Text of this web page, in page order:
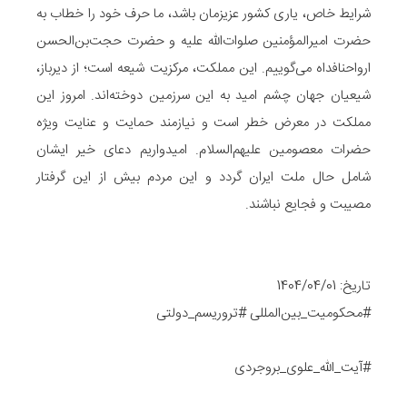
شرایط خاص، یاری کشور عزیزمان باشد، ما حرف خود را خطاب به
حضرت امیرالمؤمنین صلوات‌الله علیه و حضرت حجت‌بن‌الحسن
ارواحنافداه می‌گوییم. این مملکت، مرکزیت شیعه است؛ از دیرباز،
شیعیان جهان چشم امید به این سرزمین دوخته‌اند. امروز این
مملکت در معرض خطر است و نیازمند حمایت و عنایت ویژه
حضرات معصومین علیهم‌السلام. امیدواریم دعای خیر ایشان
شامل حال ملت ایران گردد و این مردم بیش از این گرفتار
مصیبت و فجایع نباشند.
تاریخ: 1404/04/01
#محکومیت_بین‌المللی #تروریسم_دولتی
#آیت_الله_علوی_بروجردی